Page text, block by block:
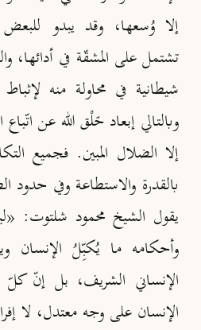
إلا وُسعها، وقد يبدو
تشتمل على المشقّة في أدائها،
شيطانية في محاولة منه لإثباط
وبالتالي إبعاد خَلْق الله عن
إلا الضلال المبين. فجميع
بالقدرة والاستطاعة وفي حدود
يقول الشيخ محمود شلتوت:
وأحكامه ما يُكبِّلُ الإنسان
الإنساني الشريف، بل إنّ كلّ
الإنسان على وجه معتدل، لا